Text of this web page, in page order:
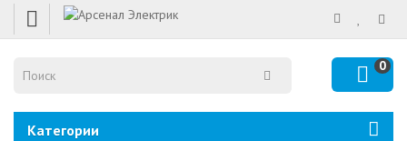
0
Категории